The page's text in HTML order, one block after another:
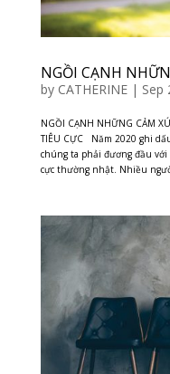
NGỒI CẠNH
by CATHERINE| Sep
NGỒI CẠNH NHỮNG CẢM
TIÊU CỰC Năm 2020 ghi
chúng ta phải đương đầu
cực thường nhật. Nhiều